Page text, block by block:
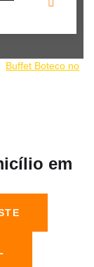
Buffet Boteco no
em